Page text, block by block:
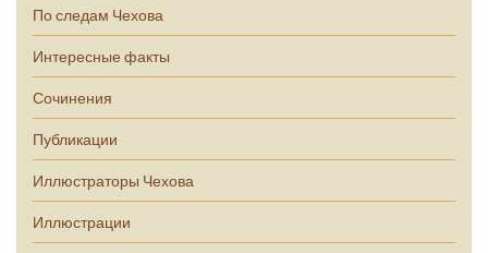
По следам Чехова
Интересные факты
Сочинения
Публикации
Иллюстраторы Чехова
Иллюстрации